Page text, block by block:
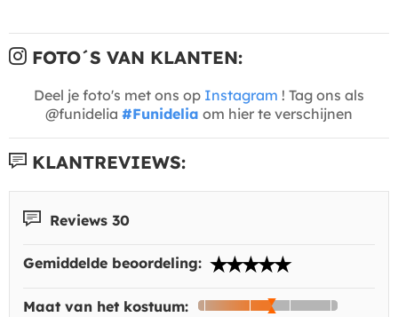
FOTO´S VAN KLANTEN:
Deel je foto's met ons op Instagram ! Tag ons als
@funidelia #Funidelia om hier te verschijnen
KLANTREVIEWS:
Reviews 30
Gemiddelde beoordeling:
Maat van het kostuum: